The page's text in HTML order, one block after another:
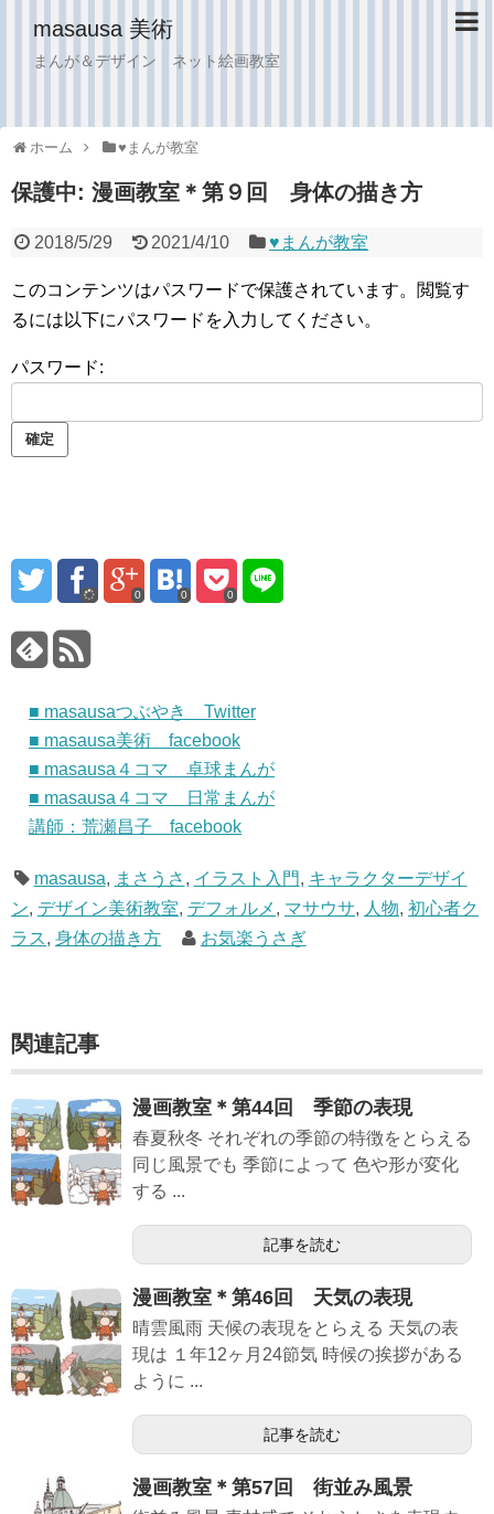
masausa 美術
まんが＆デザイン ネット絵画教室
ホーム ♥︎まんが教室
保護中: 漫画教室＊第９回 身体の描き方
2018/5/29 2021/4/10 ♥︎まんが教室
このコンテンツはパスワードで保護されています。閲覧す
るには以下にパスワードを入力してください。
パスワード:
0 0 0
■ masausaつぶやき Twitter
■ masausa美術 facebook
■ masausa４コマ 卓球まんが
■ masausa４コマ 日常まんが
講師：荒瀬昌子 facebook
masausa, まさうさ , イラスト入門, キャラクターデザイ
ン, デザイン美術教室, デフォルメ , マサウサ, 人物, 初心者ク
ラス, 身体の描き方 お気楽うさぎ
関連記事
漫画教室＊第44回 季節の表現
春夏秋冬 それぞれの季節の特徴をとらえる
同じ風景でも 季節によって 色や形が変化
する ...
記事を読む
漫画教室＊第46回 天気の表現
晴雲風雨 天候の表現をとらえる 天気の表
現は １年12ヶ月24節気 時候の挨拶がある
ように ...
記事を読む
漫画教室＊第57回 街並み風景